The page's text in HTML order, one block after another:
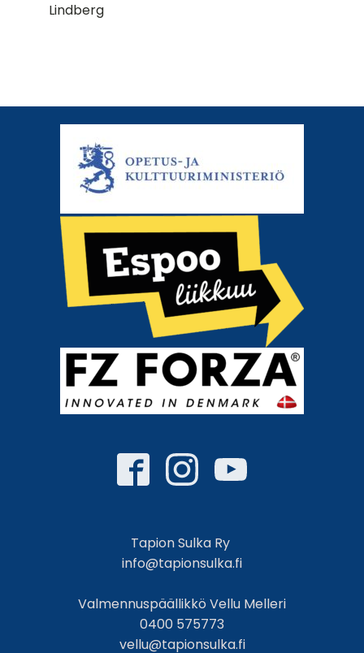
Lindberg
Tapion Sulka Ry
info@tapionsulka.fi
Valmennuspäällikkö Vellu Melleri
0400 575773
vellu@tapionsulka.fi